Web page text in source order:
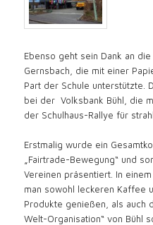
Ebenso geht sein Dank an die
Gernsbach, die mit einer
Part der Schule unterstützte.
bei der Volksbank Bühl, die
der Schulhaus-Rallye für
Erstmalig wurde ein
„Fairtrade-Bewegung“ und
Vereinen präsentiert. In
man sowohl leckeren Kaffee
Produkte genießen, als auch
Welt-Organisation“ von Bühl